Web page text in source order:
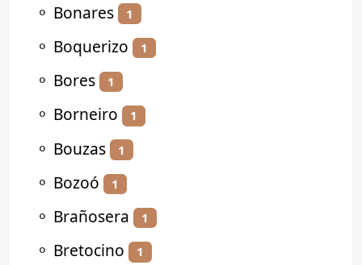
⚬ Bonares 1
⚬ Boquerizo 1
⚬ Bores 1
⚬ Borneiro 1
⚬ Bouzas 1
⚬ Bozoó 1
⚬ Brañosera 1
⚬ Bretocino 1